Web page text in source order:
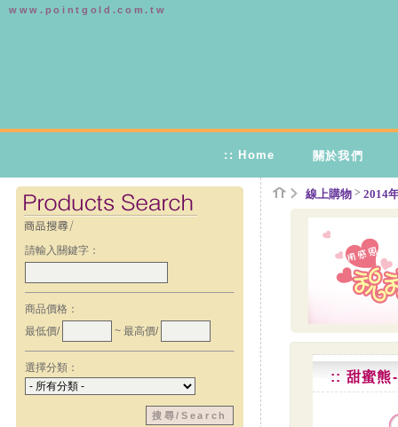
www.pointgold.com.tw
:: Home 關於我們
線上購物 > 2014
:: 甜蜜熊
請輸入關鍵字：
商品價格：
最低價/
~ 最高價/
選擇分類：